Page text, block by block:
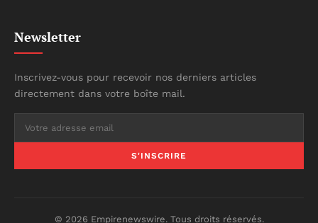
Newsletter
Inscrivez-vous pour recevoir nos derniers articles
directement dans votre boîte mail.
S'INSCRIRE
© 2026 Empirenewswire. Tous droits réservés.